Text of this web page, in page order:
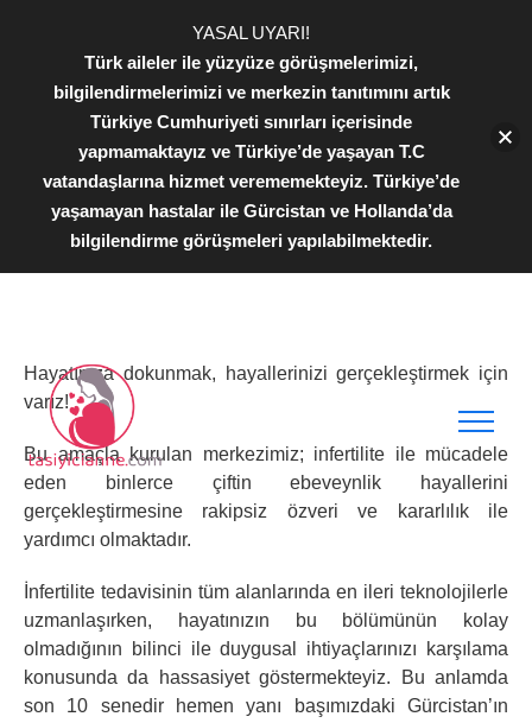
Hayatınıza dokunmak, hayallerinizi gerçekleştirmek için
varız!
Bu amaçla kurulan merkezimiz; infertilite ile mücadele
eden binlerce çiftin ebeveynlik hayallerini
gerçekleştirmesine rakipsiz özveri ve kararlılık ile
yardımcı olmaktadır.
İnfertilite tedavisinin tüm alanlarında en ileri teknolojilerle
uzmanlaşırken, hayatınızın bu bölümünün kolay
olmadığının bilinci ile duygusal ihtiyaçlarınızı karşılama
konusunda da hassasiyet göstermekteyiz. Bu anlamda
son 10 senedir hemen yanı başımızdaki Gürcistan’ın
YASAL UYARI!
Türk aileler ile yüzyüze görüşmelerimizi,
bilgilendirmelerimizi ve merkezin tanıtımını artık
Türkiye Cumhuriyeti sınırları içerisinde
yapmamaktayız ve Türkiye’de yaşayan T.C
vatandaşlarına hizmet verememekteyiz. Türkiye’de
yaşamayan hastalar ile Gürcistan ve Hollanda’da
bilgilendirme görüşmeleri yapılabilmektedir.